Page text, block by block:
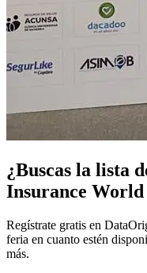
¿Buscas la lista
Insurance World
Regístrate gratis en
feria en cuanto estén
más.